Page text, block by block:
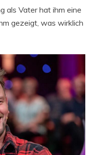
als Vater hat ihm eine
gezeigt, was wirklich